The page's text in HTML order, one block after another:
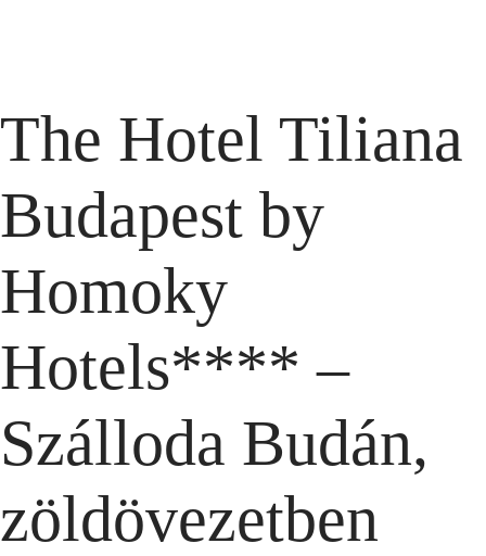
The Hotel Tiliana
Budapest by
Homoky
Hotels**** –
Szálloda Budán,
zöldövezetben